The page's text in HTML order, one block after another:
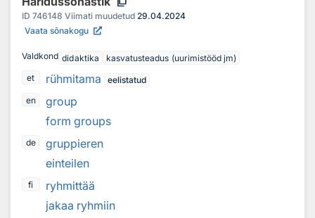
ID 746148 Viimati muudetud 29.04.2024
Vaata sõnakogu
Valdkond didaktika
kasvatusteadus (uurimistööd jm)
et
rühmitama
eelistatud
en
group
form groups
de
gruppieren
einteilen
fi
ryhmittää
jakaa ryhmiin